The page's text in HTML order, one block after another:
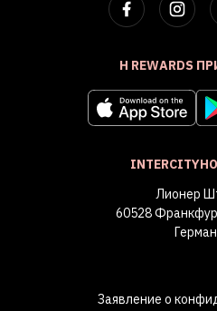
H REWARDS
Лионер
60528
Заявление о